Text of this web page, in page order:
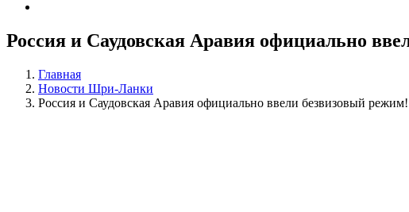
Россия и Саудовская Аравия официально
Главная
Новости Шри-Ланки
Россия и Саудовская Аравия официально ввели безвизовый режим!